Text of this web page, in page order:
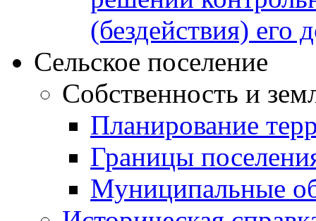
(бездействия) его
Сельское поселение
Собственность и
Планирование
Границы
Муниципальные